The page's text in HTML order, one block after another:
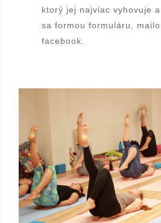
ktorý jej najviac vyhovuje
sa formou formuláru,
facebook.